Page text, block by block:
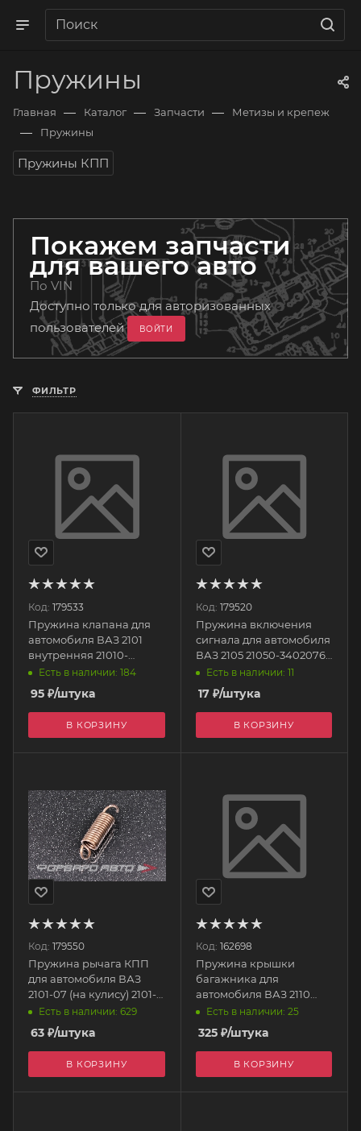
Пружины
Главная — Каталог — Запчасти — Метизы и крепеж
— Пружины
Пружины КПП
Покажем запчасти
для вашего авто
По VIN
Доступно только для авторизованных
пользователей
ВОЙТИ
ФИЛЬТР
Код: 179533
Пружина клапана для
автомобиля ВАЗ 2101
внутренняя 21010-
1007021-008 БелЗАН
Есть в наличии: 184
95 ₽/штука
В КОРЗИНУ
Код: 179520
Пружина включения
сигнала для автомобиля
ВАЗ 2105 21050-3402076-
008 БелЗАН
Есть в наличии: 11
17₽/штука
В КОРЗИНУ
Код: 179550
Пружина рычага КПП
для автомобиля ВАЗ
2101-07 (на кулису) 2101-
1702130 БелЗАН
Есть в наличии: 629
63 ₽/штука
В КОРЗИНУ
Код: 162698
Пружина крышки
багажника для
автомобиля ВАЗ 2110
21100-5605128-008
БелЗАН
Есть в наличии: 25
325₽/штука
В КОРЗИНУ